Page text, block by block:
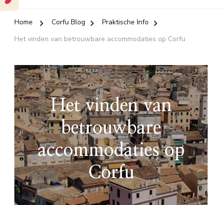
Home Corfu Blog
Praktische Info
Het vinden van betrouwbare accommodaties op Corfu
Het vinden van
betrouwbare
accommodaties op
Corfu